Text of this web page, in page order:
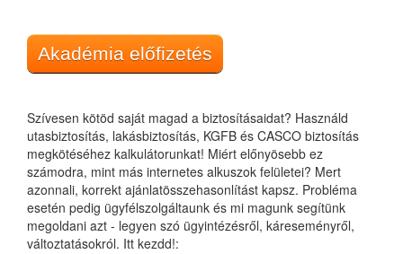
Akadémia előfizetés
Szívesen kötöd saját magad a biztosításaidat? Használd
utasbiztosítás, lakásbiztosítás, KGFB és CASCO biztosítás
megkötéséhez kalkulátorunkat! Miért előnyösebb ez
számodra, mint más internetes alkuszok felületei? Mert
azonnali, korrekt ajánlatösszehasonlítást kapsz. Probléma
esetén pedig ügyfélszolgáltaunk és mi magunk segítünk
megoldani azt - legyen szó ügyintézésről, káreseményről,
változtatásokról. Itt kezdd!: